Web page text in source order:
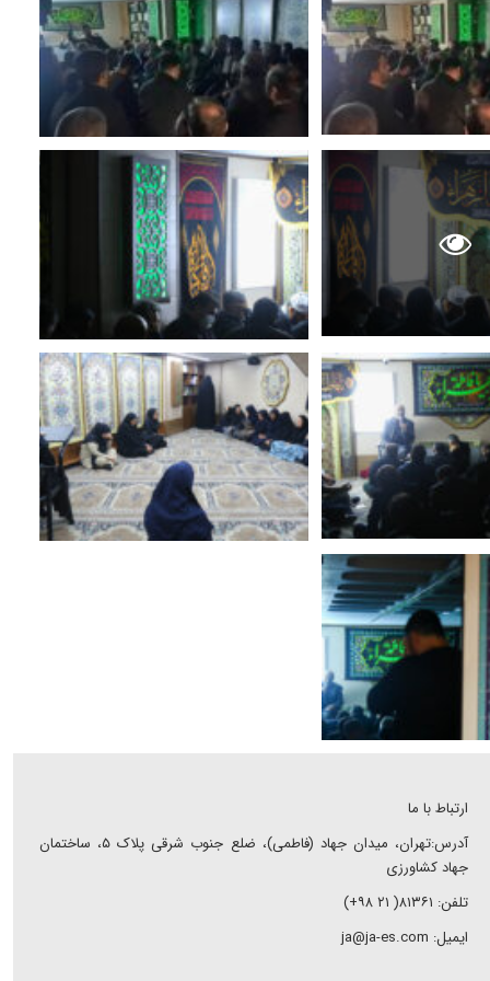
ارتباط با ما
آدرس:تهران، میدان جهاد (فاطمی)، ضلع جنوب شرقی پلاک ۵، ساختمان
جهاد کشاورزی
تلفن: ۸۱۳۶۱( ۲۱ ۹۸+)
ایمیل: ja@ja-es.com